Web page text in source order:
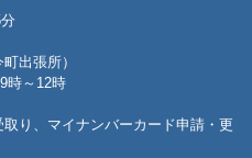
出張所）
～12時
り、マイナンバーカード申請・更